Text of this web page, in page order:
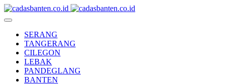
SERANG
TANGERANG
CILEGON
LEBAK
PANDEGLANG
BANTEN